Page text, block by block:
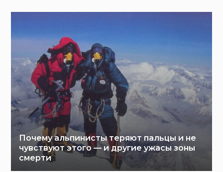
Почему альпинисты теряют пальцы и не
чувствуют этого — и другие ужасы зоны
смерти